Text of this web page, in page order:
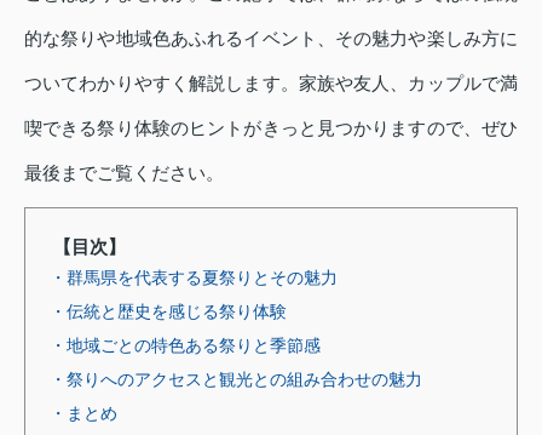
的な祭りや地域色あふれるイベント、その魅力や楽しみ方に
ついてわかりやすく解説します。家族や友人、カップルで満
喫できる祭り体験のヒントがきっと見つかりますので、ぜひ
最後までご覧ください。
【目次】
・群馬県を代表する夏祭りとその魅力
・伝統と歴史を感じる祭り体験
・地域ごとの特色ある祭りと季節感
・祭りへのアクセスと観光との組み合わせの魅力
・まとめ